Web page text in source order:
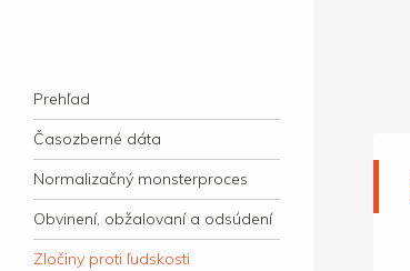
súdny proces v dejnách slovenskej justície
Navigation
Skip to content
Prehľad
Časozberné dáta
Normalizačný monsterproces
Obvinení, obžalovaní a odsúdení
Zločiny proti ľudskosti